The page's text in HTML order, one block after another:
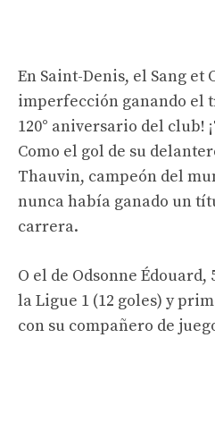
En Saint-Denis, el Sang et
imperfección ganando el
120° aniversario del club!
Como el gol de su
Thauvin, campeón del
nunca había ganado un
carrera.
O el de Odsonne
la Ligue 1 (12 goles) y
con su compañero de